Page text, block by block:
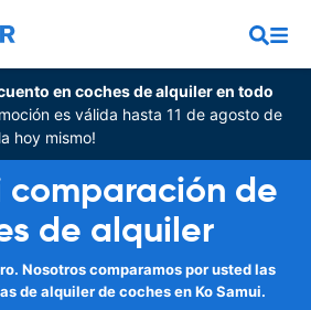
en coches de alquiler en todo
es válida hasta 11 de agosto de
hoy mismo!
comparación de
de alquiler
Nosotros comparamos por usted las
de alquiler de coches en Ko Samui.